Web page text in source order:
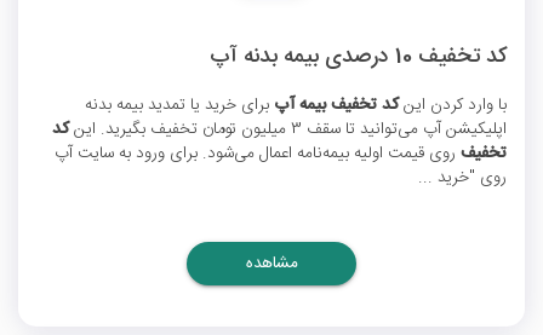
کد تخفیف 10 درصدی بیمه بدنه آپ
با وارد کردن اینکد تخفیف بیمه آپ برای خرید یا تمدید بیمه بدنه
اپلیکیشن آپ می‌توانید تا سقف 3 میلیون تومان تخفیف بگیرید. این
کد
تخفیف روی قیمت اولیه بیمه‌نامه اعمال می‌شود. برای ورود به سایت آپ
روی "خرید ...
مشاهده